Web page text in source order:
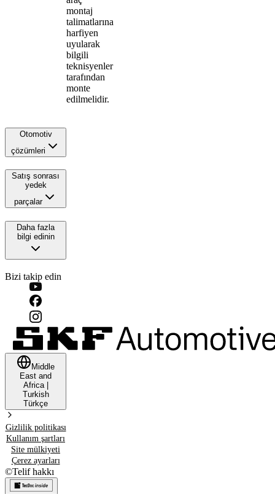
montaj
talimatlarına
harfiyen
uyularak
bilgili
teknisyenler
tarafından
monte
edilmelidir.
Otomotiv
çözümleri
Satış sonrası
yedek
parçalar
Daha fazla
bilgi edinin
Bizi takip edin
Middle
East and
Africa|
Turkish
Türkçe
Gizlilik politikası
Kullanım şartları
Site mülkiyeti
Çerez ayarları
©Telif hakkı